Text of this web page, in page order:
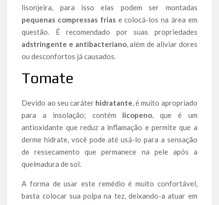
lisonjeira, para isso elas podem ser montadas
pequenas compressas friase colocá-los na área em
questão. É recomendado por suas propriedades
adstringente e antibacteriano, além de aliviar dores
ou desconfortos já causados.
Tomate
Devido ao seu caráter hidratante, é muito apropriado
para a insolação; contém licopeno, que é um
antioxidante que reduz a inflamação e permite que a
derme hidrate, você pode até usá-lo para a sensação
de ressecamento que permanece na pele após a
queimadura de sol.
A forma de usar este remédio é muito confortável,
basta colocar sua polpa na tez, deixando-a atuar em